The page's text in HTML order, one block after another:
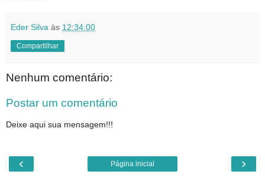
Eder Silva às 12:34:00
Compartilhar
Nenhum comentário:
Postar um comentário
Deixe aqui sua mensagem!!!
‹ ›
Página inicial